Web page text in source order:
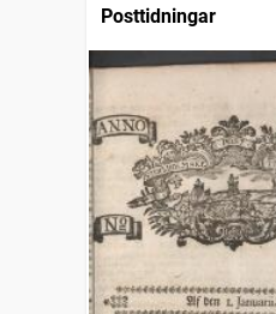
Posttidningar